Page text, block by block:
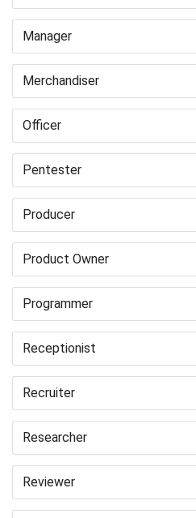
Manager
Merchandiser
Officer
Pentester
Producer
Product Owner
Programmer
Receptionist
Recruiter
Researcher
Reviewer